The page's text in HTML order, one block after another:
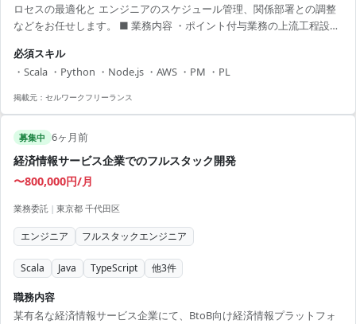
ロセスの最適化と エンジニアのスケジュール管理、関係部署との調整
などをお任せします。 ■ 業務内容 ・ポイント付与業務の上流工程設計
【アピールポイント】 ・フルリモート勤務で柔軟な働き方が可能 ・大
規模なフィンテックプロジェクトでスキルアップ ・最新のBPMツール
を活用した業務改善を経験 ・多国籍な環境でのプロジェクト遂行 ・エ
必須スキル
・Scala ・Python ・Node.js ・AWS ・PM ・PL
掲載元： セルワークフリーランス
募集中 6ヶ月前
経済情報サービス企業でのフルスタック開発
〜800,000円/月
業務委託 | 東京都 千代田区
エンジニア フルスタックエンジニア
Scala Java TypeScript 他3件
職務内容
某有名な経済情報サービス企業にて、BtoB向け経済情報プラットフォ